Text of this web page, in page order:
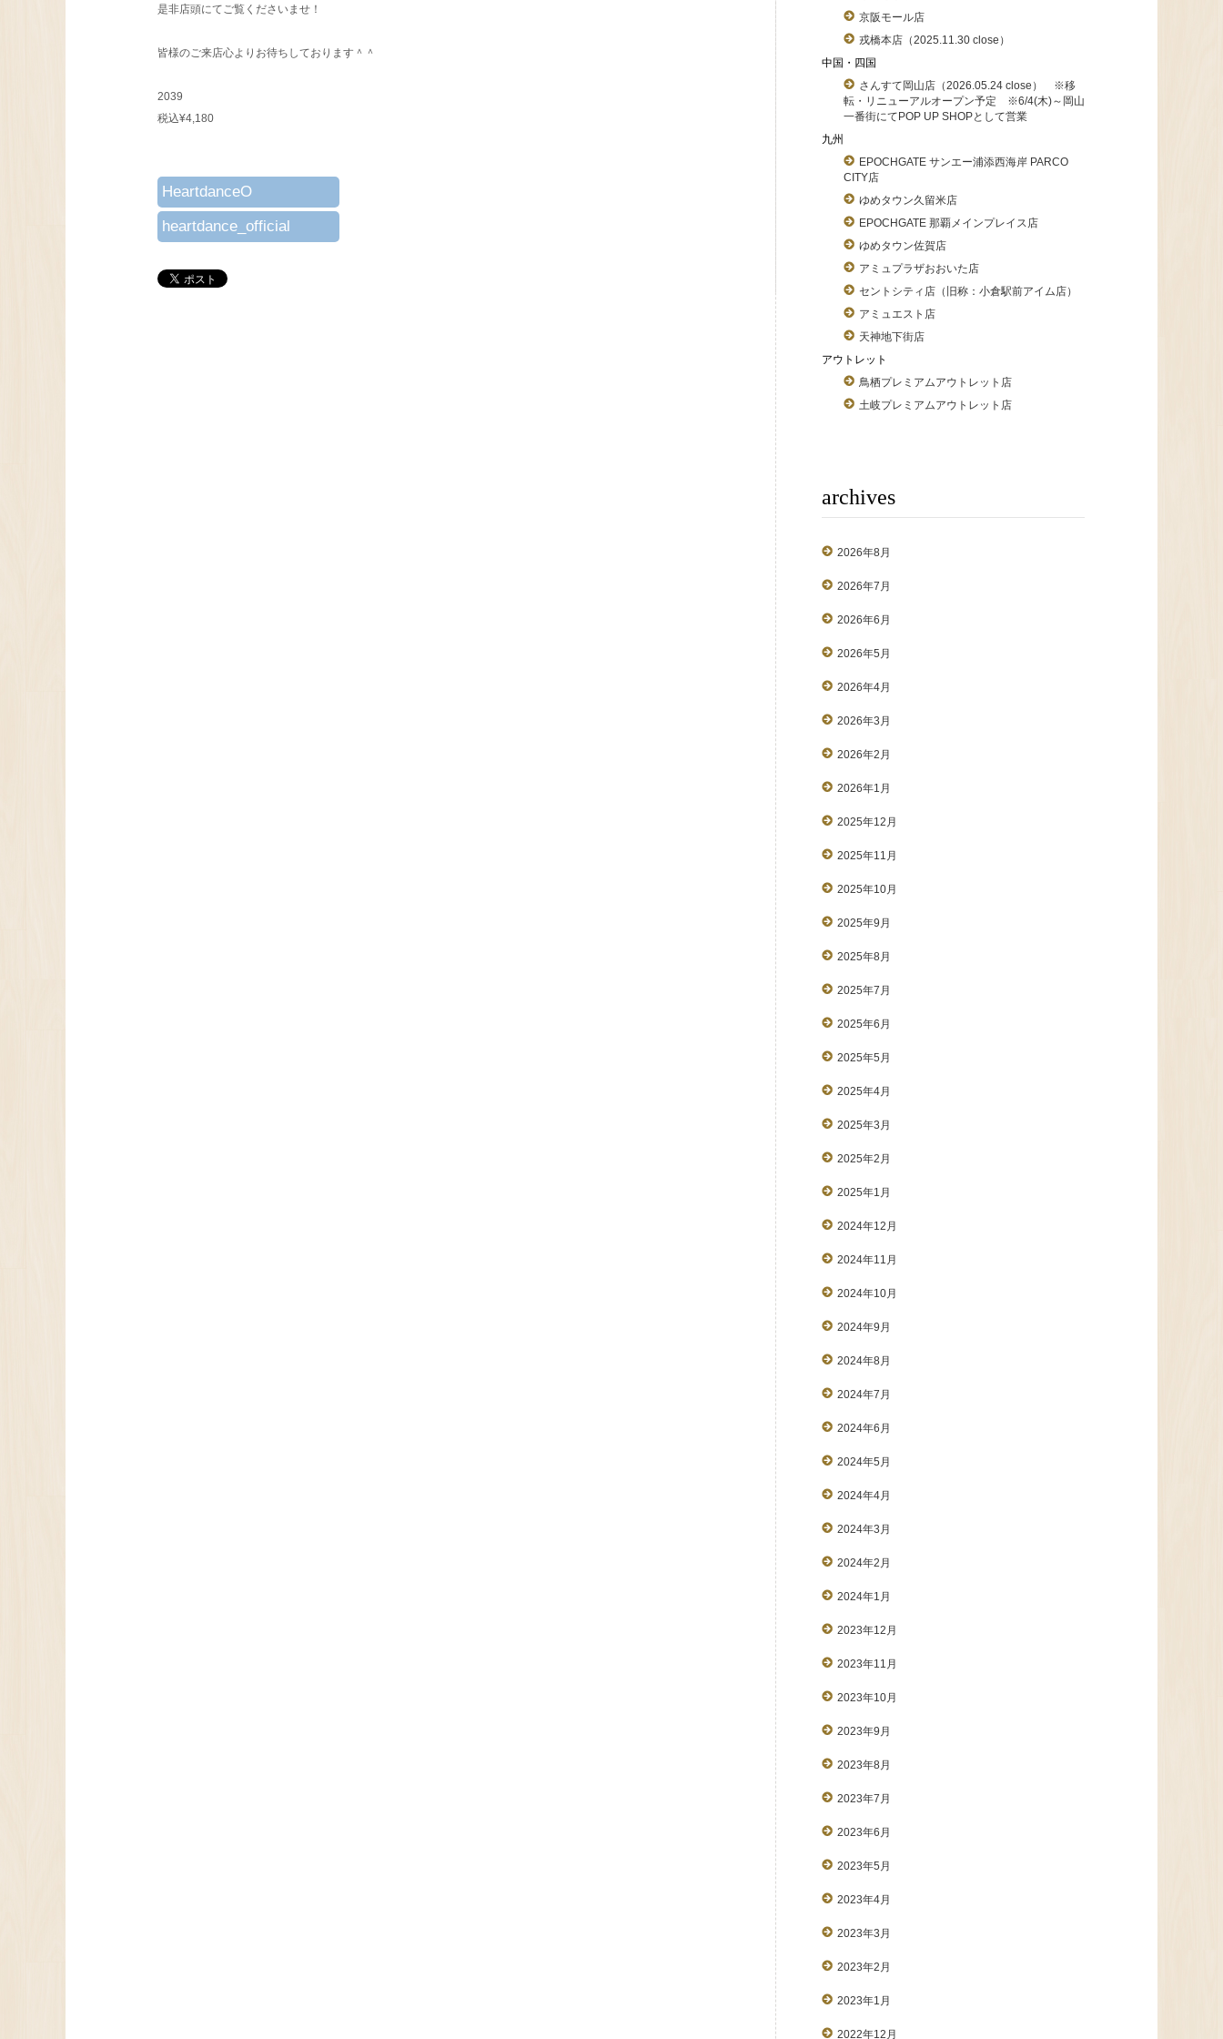
是非店頭にてご覧くださいませ！
皆様のご来店心よりお待ちしております＾＾
2039
税込¥4,180
HeartdanceO
heartdance_official
京阪モール店
戎橋本店（2025.11.30 close）
中国・四国
さんすて岡山店（2026.05.24 close） ※移
転・リニューアルオープン予定 ※6/4(木)～岡山
一番街にてPOP UP SHOPとして営業
九州
EPOCHGATE サンエー浦添西海岸 PARCO
CITY店
ゆめタウン久留米店
EPOCHGATE 那覇メインプレイス店
ゆめタウン佐賀店
アミュプラザおおいた店
セントシティ店（旧称：小倉駅前アイム店）
アミュエスト店
天神地下街店
アウトレット
鳥栖プレミアムアウトレット店
土岐プレミアムアウトレット店
archives
2026年8月
2026年7月
2026年6月
2026年5月
2026年4月
2026年3月
2026年2月
2026年1月
2025年12月
2025年11月
2025年10月
2025年9月
2025年8月
2025年7月
2025年6月
2025年5月
2025年4月
2025年3月
2025年2月
2025年1月
2024年12月
2024年11月
2024年10月
2024年9月
2024年8月
2024年7月
2024年6月
2024年5月
2024年4月
2024年3月
2024年2月
2024年1月
2023年12月
2023年11月
2023年10月
2023年9月
2023年8月
2023年7月
2023年6月
2023年5月
2023年4月
2023年3月
2023年2月
2023年1月
2022年12月